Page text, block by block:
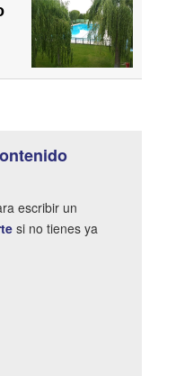
escribir un
si no tienes ya